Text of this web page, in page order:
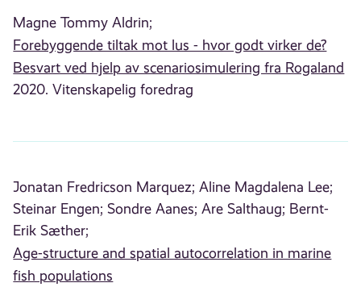
Magne Tommy Aldrin;
Forebyggende tiltak mot lus - hvor godt virker de?
Besvart ved hjelp av scenariosimulering fra Rogaland
2020. Vitenskapelig foredrag
Jonatan Fredricson Marquez; Aline Magdalena Lee;
Steinar Engen; Sondre Aanes; Are Salthaug; Bernt-
Erik Sæther;
Age-structure and spatial autocorrelation in marine
fish populations